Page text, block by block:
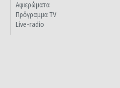
Αφιερώματα
Πρόγραμμα TV
Live-radio